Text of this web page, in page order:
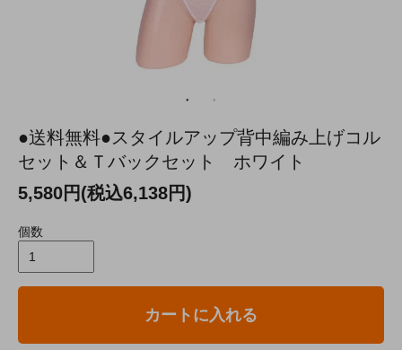
●送料無料●スタイルアップ背中編み上げコル
セット＆Ｔバックセット ホワイト
5,580円(税込6,138円)
個数
カートに入れる